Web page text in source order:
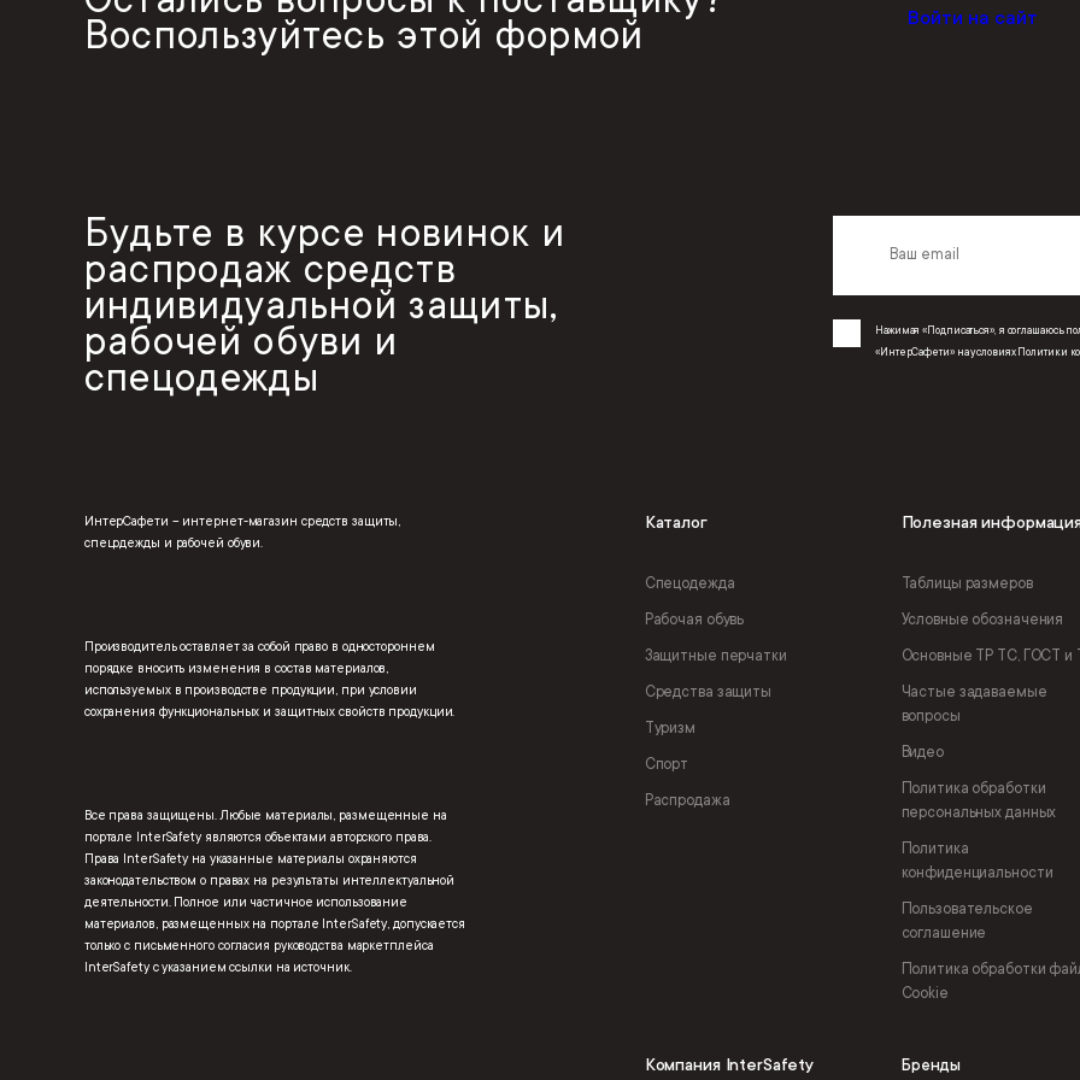
Воспользуйтесь этой формой
Войти на сайт
Будьте в курсе новинок и
распродаж средств
индивидуальной защиты,
рабочей обуви и
спецодежды
Нажимая «Подписаться», я соглашаюсь
«ИнтерСафети» на условиях Политики
ИнтерСафети – интернет-магазин средств защиты,
спецодежды и рабочей обуви.
Производитель оставляет за собой право в одностороннем
порядке вносить изменения в состав материалов,
используемых в производстве продукции, при условии
сохранения функциональных и защитных свойств продукции.
Все права защищены. Любые материалы, размещенные на
портале InterSafety являются объектами авторского права.
Права InterSafety на указанные материалы охраняются
законодательством о правах на результаты интеллектуальной
деятельности. Полное или частичное использование
материалов, размещенных на портале InterSafety, допускается
только с письменного согласия руководства маркетплейса
InterSafety с указанием ссылки на источник.
Каталог
Спецодежда
Рабочая обувь
Защитные перчатки
Средства защиты
Туризм
Спорт
Распродажа
Полезная
Таблицы размеров
Условные обозначения
Основные ТР ТС, ГОСТ и
Частые задаваемые
вопросы
Видео
Политика обработки
персональных данных
Политика
конфиденциальности
Пользовательское
соглашение
Политика обработки
Cookie
Компания InterSafety Бренды